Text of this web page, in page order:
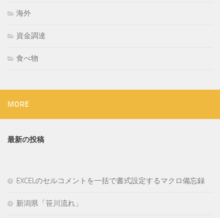
海外
資金調達
食べ物
MORE
最新の投稿
EXCELのセルコメントを一括で書式設定するマクロ備忘録
新潟県「笹川流れ」